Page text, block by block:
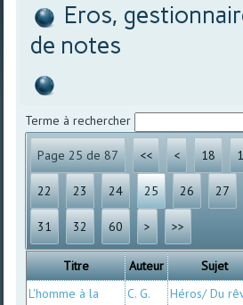
Eros,
de notes
Terme à rechercher
Page 25 de 87 << < 18
22 23 24 25 26 27
31 32 60 > >>
Titre Auteur Sujet
L'homme à la
C. G.
Héros/ Du